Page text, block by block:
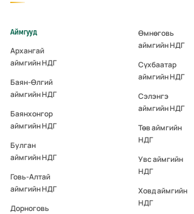
Аймгууд
Архангай
аймгийн НДГ
Баян-Өлгий
аймгийн НДГ
Баянхонгор
аймгийн НДГ
Булган
аймгийн НДГ
Говь-Алтай
аймгийн НДГ
Дорноговь
Өмнөговь
аймгийн НДГ
Сүхбаатар
аймгийн НДГ
Сэлэнгэ
аймгийн НДГ
Төв аймгийн
НДГ
Увс аймгийн
НДГ
Ховд аймгийн
НДГ